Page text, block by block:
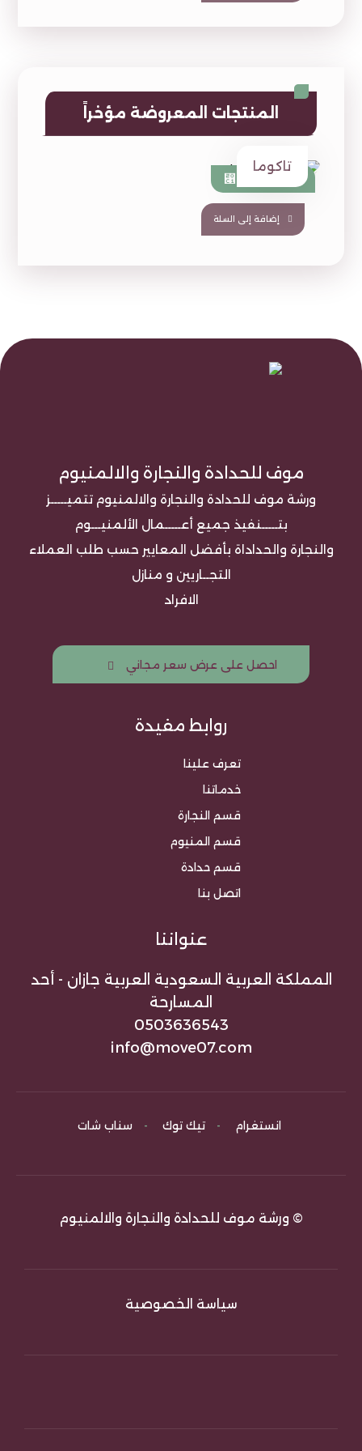
المنتجات المعروضة مؤخراً
تاكوما
⃁
إضافة إلى السلة
موف للحدادة والنجارة والالمنيوم
ورشة موف للحدادة والنجارة والالمنيوم تتميـــــز
بتـــــنفيذ جميع أعـــــمال الألمنيـــوم
والنجارة والحداداة بأفضل المعايير حسب طلب العملاء
التجــاريين و منازل
الافراد
احصل على عرض سعر مجاني
روابط مفيدة
تعرف علينا
خدماتنا
قسم النجارة
قسم المنيوم
قسم حدادة
اتصل بنا
عنواننا
المملكة العربية السعودية العربية جازان - أحد
المسارحة
0503636543
info@move07.com
انستغرام - تيك توك - سناب شات
© ورشة موف للحدادة والنجارة والالمنيوم
سياسة الخصوصية